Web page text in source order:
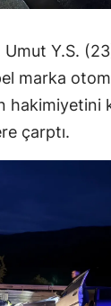
Y.S.
marka
hakimiyetini
çarptı.